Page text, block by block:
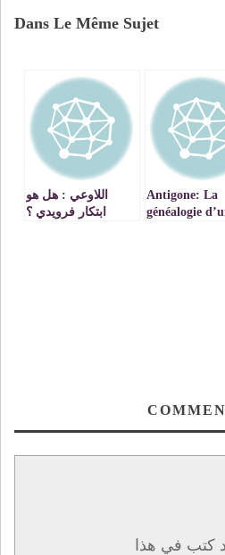
Dans Le Même Sujet
Antigone: La
généalogie
اللاوعي : هل هو
ابتكار فرويدي ؟
كتب في هذا